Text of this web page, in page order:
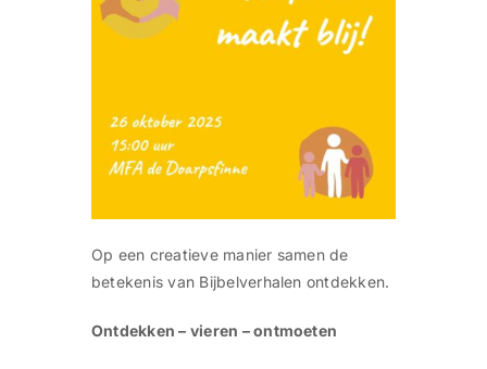
Op een creatieve manier samen de
betekenis van Bijbelverhalen ontdekken.
Ontdekken – vieren – ontmoeten